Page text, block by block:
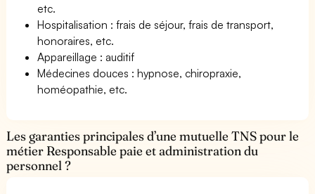
etc.
Hospitalisation : frais de séjour, frais de transport,
honoraires, etc.
Appareillage : auditif
Médecines douces : hypnose, chiropraxie,
homéopathie, etc.
Les garanties principales d’une mutuelle TNS pour le
métier Responsable paie et administration du
personnel ?